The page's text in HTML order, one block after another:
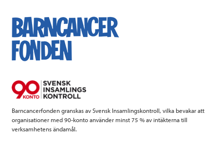
e
b
k
t
t
k
e
Barncancerfonden granskas av Svensk Insamlingskontroll, vilka bevakar att
organisationer med 90-konto använder minst 75 % av intäkterna till
verksamhetens ändamål.